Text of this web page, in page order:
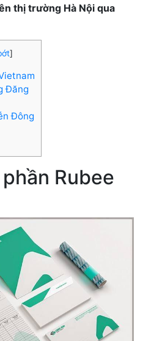
thị trường Hà Nội qua
]
Đăng
Đông
Rubee